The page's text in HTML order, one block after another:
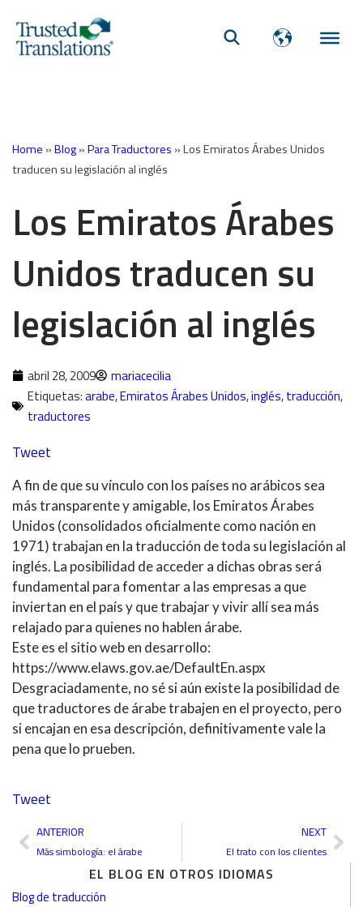
EL BLOG EN OTROS IDIOMAS
Blog de traducción
Home »Blog»Para Traductores »Los Emiratos Árabes Unidos
traducen su legislación al inglés
Los Emiratos Árabes
Unidos traducen su
legislación al inglés
abril 28, 2009
mariacecilia
Etiquetas:arabe,Emiratos Árabes Unidos,inglés,traducción,
traductores
Tweet
A fin de que su vínculo con los países no arábicos sea
más transparente y amigable, los Emiratos Árabes
Unidos (consolidados oficialmente como nación en
1971) trabajan en la traducción de toda su legislación al
inglés. La posibilidad de acceder a dichas obras será
fundamental para fomentar a las empresas a que
inviertan en el país y que trabajar y vivir allí sea más
relajado para quienes no hablen árabe.
Este es el sitio web en desarrollo:
https://www.elaws.gov.ae/DefaultEn.aspx
Desgraciadamente, no sé si aún existe la posibilidad de
que traductores de árabe trabajen en el proyecto, pero
si encajan en esa descripción, definitivamente vale la
pena que lo prueben.
Tweet
AntANTERIOR
Más simbología: el árabe
NEXT
El trato con los clientes